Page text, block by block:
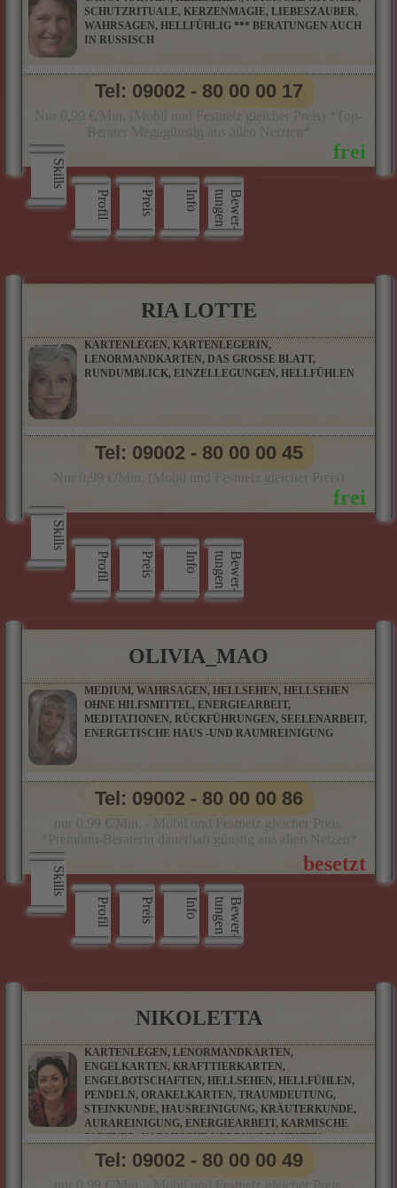
SCHUTZRITUALE, KERZENMAGIE, LIEBESZAUBER,
WAHRSAGEN, HELLFÜHLIG *** BERATUNGEN AUCH
IN RUSSISCH
Skills
Profil
Preis Info B
e
w
e
r
­
t
u
n
g
e
n
Tel: 09002 - 80 00 00 17
RIA LOTTE
KARTENLEGEN, KARTENLEGERIN,
LENORMANDKARTEN, DAS GROSSE BLATT,
RUNDUMBLICK, EINZELLEGUNGEN, HELLFÜHLEN
Skills
Profil
Preis Info B
e
w
e
r
­
t
u
n
g
e
n
Tel: 09002 - 80 00 00 45
OLIVIA_MAO
MEDIUM, WAHRSAGEN, HELLSEHEN, HELLSEHEN
OHNE HILFSMITTEL, ENERGIEARBEIT,
MEDITATIONEN, RÜCKFÜHRUNGEN, SEELENARBEIT,
ENERGETISCHE HAUS -UND RAUMREINIGUNG
Skills
Profil
Preis Info B
e
w
e
r
­
t
u
n
g
e
n
Tel: 09002 - 80 00 00 86
NIKOLETTA
KARTENLEGEN, LENORMANDKARTEN,
ENGELKARTEN, KRAFTTIERKARTEN,
ENGELBOTSCHAFTEN, HELLSEHEN, HELLFÜHLEN,
PENDELN, ORAKELKARTEN, TRAUMDEUTUNG,
STEINKUNDE, HAUSREINIGUNG, KRÄUTERKUNDE,
AURAREINIGUNG, ENERGIEARBEIT, KARMISCHE
PARTNER, KARMISCHE VERBUNDENHEITEN,
KARMISCHE VERSTRICKUNGEN, MAGISCHE
RITUALE, RAUHNACHTSRITUALE
Tel: 09002 - 80 00 00 49